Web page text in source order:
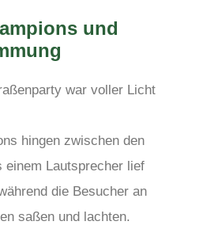
und
war voller Licht
hingen zwischen den
einem Lautsprecher lief
die Besucher an
saßen und lachten.